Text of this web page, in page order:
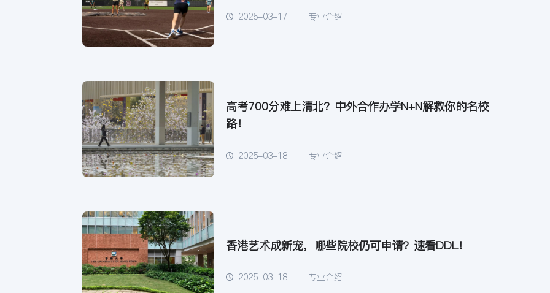
2025-03-17 专业介绍
高考700分难上清北？中外合作办学N+N解救你的名校
路！
2025-03-18 专业介绍
香港艺术成新宠，哪些院校仍可申请？速看DDL！
2025-03-18 专业介绍